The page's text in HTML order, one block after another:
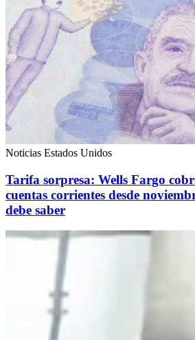
Noticias Estados Unidos
Tarifa sorpresa: Wells Fargo
cuentas corrientes desde
debe saber